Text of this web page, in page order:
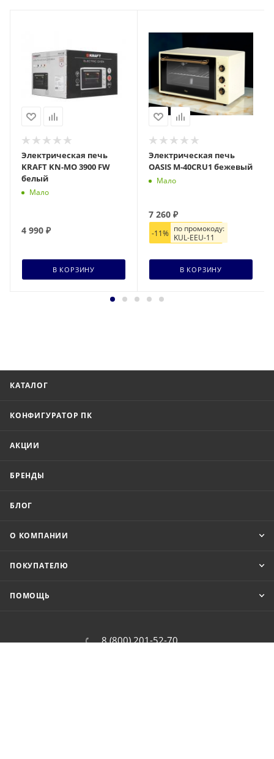
Электрическая печь
KRAFT KN-MO 3900 FW
белый
Мало
4 990 ₽
В КОРЗИНУ
Электрическая печь
OASIS M-40CRU1 бежевый
Мало
7 260 ₽
-11% по промокоду:
KUL-EEU-11
В КОРЗИНУ
КАТАЛОГ
КОНФИГУРАТОР ПК
АКЦИИ
БРЕНДЫ
БЛОГ
О КОМПАНИИ
ПОКУПАТЕЛЮ
ПОМОЩЬ
8 (800) 201-52-70